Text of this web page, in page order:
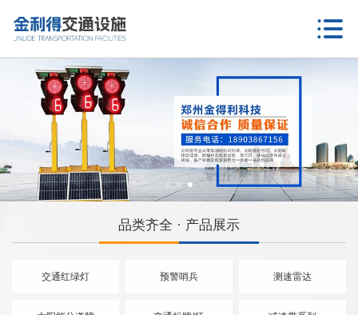
品类齐全 · 产品展示
交通红绿灯 预警哨兵 测速雷达